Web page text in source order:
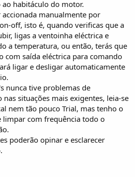
habitáculo do motor.
manualmente por
off, isto é, quando verificas que a
ligas a ventoinha eléctrica e
a temperatura, ou então, terás que
com saída eléctrica para comando
ligar e desligar automaticamente
nunca tive problemas de
situações mais exigentes, leia-se
nem tão pouco Trial, mas tenho o
limpar com frequência todo o
poderão opinar e esclarecer